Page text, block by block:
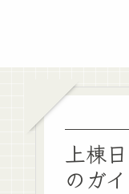
上棟
のガ